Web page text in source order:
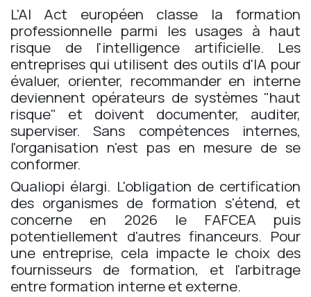
L'AI Act européen classe la formation
professionnelle parmi les usages à haut
risque de l'intelligence artificielle. Les
entreprises qui utilisent des outils d'IA pour
évaluer, orienter, recommander en interne
deviennent opérateurs de systèmes "haut
risque" et doivent documenter, auditer,
superviser. Sans compétences internes,
l'organisation n'est pas en mesure de se
conformer.
Qualiopi élargi. L'obligation de certification
des organismes de formation s'étend, et
concerne en 2026 le FAFCEA puis
potentiellement d'autres financeurs. Pour
une entreprise, cela impacte le choix des
fournisseurs de formation, et l'arbitrage
entre formation interne et externe.